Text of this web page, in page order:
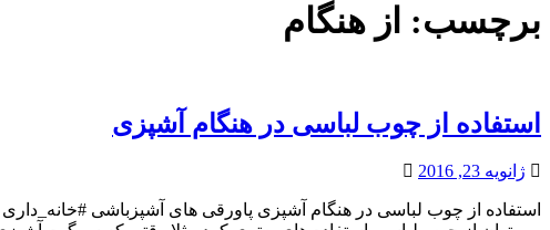
برچسب: از هنگام
استفاده از چوب لباسی در هنگام آشپزی
ژانویه 23, 2016